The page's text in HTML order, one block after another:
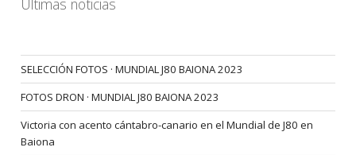
SELECCIÓN FOTOS · MUNDIAL J80 BAIONA 2023
FOTOS DRON · MUNDIAL J80 BAIONA 2023
Victoria con acento cántabro-canario en el Mundial de J80 en
Baiona